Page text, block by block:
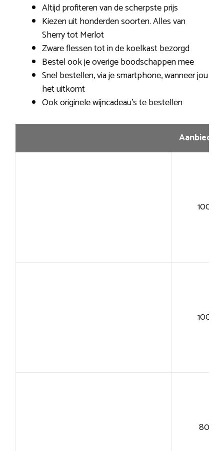
Altijd profiteren van de scherpste prijs
Kiezen uit honderden soorten. Alles van
Sherry tot Merlot
Zware flessen tot in de koelkast bezorgd
Bestel ook je overige boodschappen mee
Snel bestellen, via je smartphone, wanneer jou
het uitkomt
Ook originele wijncadeau’s te bestellen
100+
100+
80+